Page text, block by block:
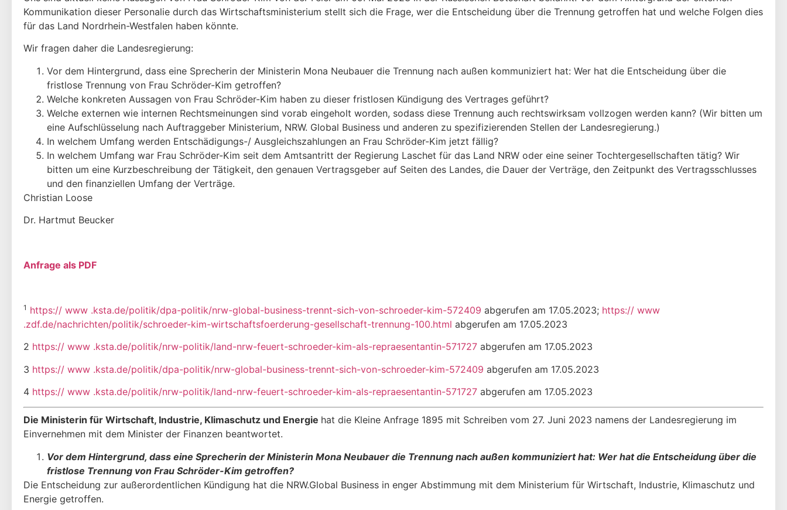
Kommunikation dieser Personalie durch das Wirtschaftsministerium stellt sich die Frage, wer die Entscheidung über die Trennung getroffen hat und welche Folgen dies
für das Land Nordrhein-Westfalen haben könnte.
Wir fragen daher die Landesregierung:
Vor dem Hintergrund, dass eine Sprecherin der Ministerin Mona Neubauer die Trennung nach außen kommuniziert hat: Wer hat die Entscheidung über die
fristlose Trennung von Frau Schröder-Kim getroffen?
Welche konkreten Aussagen von Frau Schröder-Kim haben zu dieser fristlosen Kündigung des Vertrages geführt?
Welche externen wie internen Rechtsmeinungen sind vorab eingeholt worden, sodass diese Trennung auch rechtswirksam vollzogen werden kann? (Wir bitten um
eine Aufschlüsselung nach Auftraggeber Ministerium, NRW. Global Business und anderen zu spezifizierenden Stellen der Landesregierung.)
In welchem Umfang werden Entschädigungs-/ Ausgleichszahlungen an Frau Schröder-Kim jetzt fällig?
In welchem Umfang war Frau Schröder-Kim seit dem Amtsantritt der Regierung Laschet für das Land NRW oder eine seiner Tochtergesellschaften tätig? Wir
bitten um eine Kurzbeschreibung der Tätigkeit, den genauen Vertragsgeber auf Seiten des Landes, die Dauer der Verträge, den Zeitpunkt des Vertragsschlusses
und den finanziellen Umfang der Verträge.
Christian Loose
Dr. Hartmut Beucker
Anfrage als PDF
1 https:// www .ksta.de/politik/dpa-politik/nrw-global-business-trennt-sich-von-schroeder-kim-572409 abgerufen am 17.05.2023; https:// www
.zdf.de/nachrichten/politik/schroeder-kim-wirtschaftsfoerderung-gesellschaft-trennung-100.html abgerufen am 17.05.2023
2 https:// www .ksta.de/politik/nrw-politik/land-nrw-feuert-schroeder-kim-als-repraesentantin-571727 abgerufen am 17.05.2023
3 https:// www .ksta.de/politik/dpa-politik/nrw-global-business-trennt-sich-von-schroeder-kim-572409 abgerufen am 17.05.2023
4 https:// www .ksta.de/politik/nrw-politik/land-nrw-feuert-schroeder-kim-als-repraesentantin-571727 abgerufen am 17.05.2023
Die Ministerin für Wirtschaft, Industrie, Klimaschutz und Energie hat die Kleine Anfrage 1895 mit Schreiben vom 27. Juni 2023 namens der Landesregierung im
Einvernehmen mit dem Minister der Finanzen beantwortet.
Vor dem Hintergrund, dass eine Sprecherin der Ministerin Mona Neubauer die Trennung nach außen kommuniziert hat: Wer hat die Entscheidung über die
frist­lose Trennung von Frau Schröder-Kim getroffen?
Die Entscheidung zur außerordentlichen Kündigung hat die NRW.Global Business in enger Abstimmung mit dem Ministerium für Wirtschaft, Industrie, Klimaschutz und
Energie getroffen.